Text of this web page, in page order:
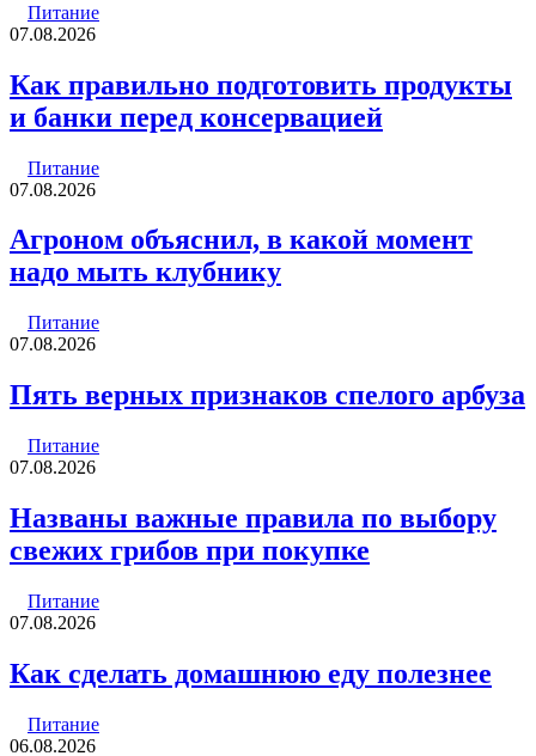
Питание
07.08.2026
Как правильно подготовить продукты
и банки перед консервацией
Питание
07.08.2026
Агроном объяснил, в какой момент
надо мыть клубнику
Питание
07.08.2026
Пять верных признаков спелого арбуза
Питание
07.08.2026
Названы важные правила по выбору
свежих грибов при покупке
Питание
07.08.2026
Как сделать домашнюю еду полезнее
Питание
06.08.2026